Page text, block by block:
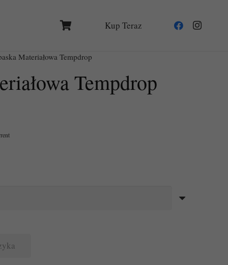
Kup Teraz
Materiałowa Tempdrop
Tempdrop